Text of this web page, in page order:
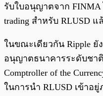
รับใบอนุญาตจาก FINMA
trading สำหรับ RLUSD แ
ในขณะเดียวกัน Ripple ยั
อนุญาตธนาคารระดับชาติ
Comptroller of the
ในการนำ RLUSD เข้าอ